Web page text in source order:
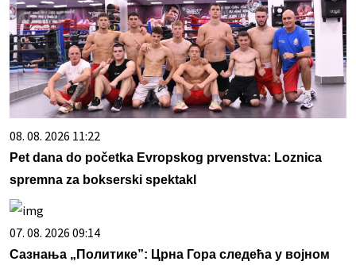
08. 08. 2026 11:22
Pet dana do početka Evropskog prvenstva: Loznica
spremna za bokserski spektakl
07. 08. 2026 09:14
Сазнања „Политике”: Црна Гора следећа у војном